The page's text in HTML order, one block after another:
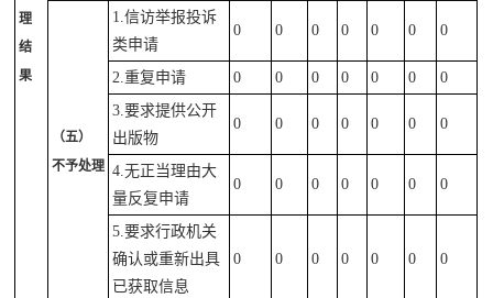
理
结
果
（五）
不予处理
1.信访举报投诉
类申请
0 0 0 0 0 0 0
2.重复申请 0 0 0 0 0 0
0
3.要求提供公开
出版物
0 0 0 0 0 0 0
4.无正当理由大
量反复申请
0 0 0 0 0 0 0
5.要求行政机关
确认或重新出具
已获取信息
0 0 0 0 0 0 0